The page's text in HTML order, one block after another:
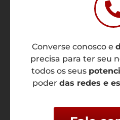
Converse conosco e
precisa para ter seu
todos os seus
poder das redes e